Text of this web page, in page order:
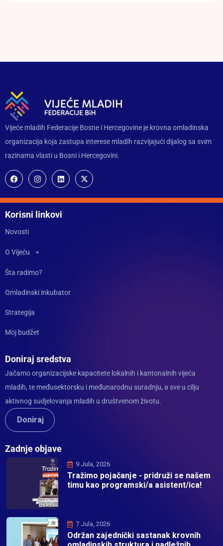
Vijeće mladih Federacije Bosne i Hercegovine je krovna omladinska
organizacija koja zastupa interese mladih razvijajući dijalog sa svim
razinama vlasti u Bosni i Hercegovini.
Korisni linkovi
Novosti
O Vijeću
Šta radimo?
Omladinski inkubator
Strategija
Moj budžet
Doniraj sredstva
Jačamo organizacijske kapacitete lokalnih i kantonalnih vijeća
mladih, te međusektorsku i međunarodnu suradnju, a sve u cilju
aktivnog sudjelovanja mladih u društvenom životu.
Doniraj
Zadnje objave
9 Jula, 2026
Tražimo pojačanje - pridruži se našem
timu kao programski/a asistent/ica!
7 Jula, 2026
Održan zajednički sastanak krovnih